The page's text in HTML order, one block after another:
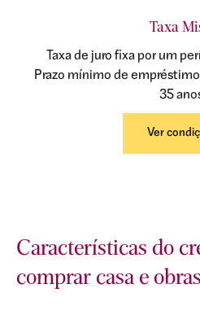
Taxa
Taxa de juro fixa por um
Prazo mínimo de
35
Ver
Características do
comprar casa e obras